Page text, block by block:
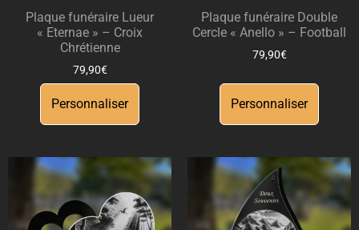
Plaque funéraire Lueur
« Eternae » – Croix
Chrétienne
79,90€
Personnaliser
Plaque funéraire Double
Cercle « Anello » – Football
79,90€
Personnaliser